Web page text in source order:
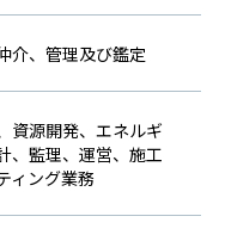
介、管理及び鑑定
資源開発、エネルギ
、監理、運営、施工
ィング業務